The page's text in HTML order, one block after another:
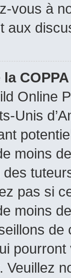
vous à
aux
Online
Unis
moins
pas si
moins
de
Veuillez